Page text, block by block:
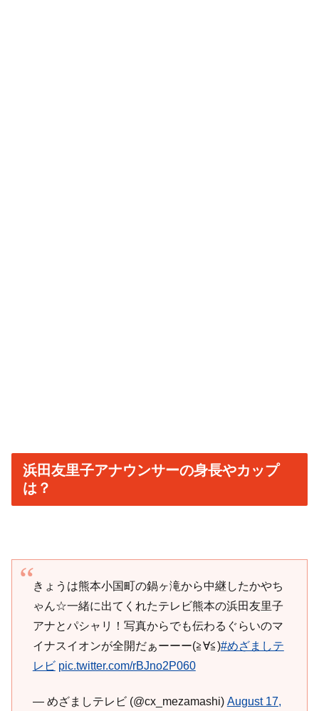
浜田友里子アナウンサーの身長やカップ
は？
きょうは熊本小国町の鍋ヶ滝から中継したかやち
ゃん☆一緒に出てくれたテレビ熊本の浜田友里子
アナとパシャリ！写真からでも伝わるぐらいのマ
イナスイオンが全開だぁーーー(≧∀≦)#めざましテ
レビ pic.twitter.com/rBJno2P060
— めざましテレビ (@cx_mezamashi) August 17,